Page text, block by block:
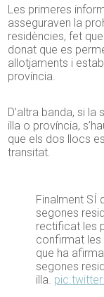
Les primeres
asseguraven la
residències, fet
donat que es
allotjaments i
província.
D’altra banda, si
illa o província,
que els dos llocs
transitat.
Finalment SÍ
segones
rectificat les
confirmat les
que ha
segones
illa.